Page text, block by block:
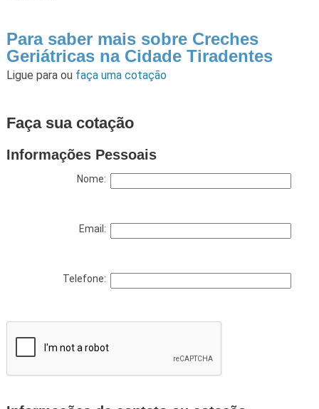
Para saber mais sobre Creches
Geriátricas na Cidade Tiradentes
Ligue para ou faça uma cotação
Faça sua cotação
Informações Pessoais
Nome:
Email:
Telefone: